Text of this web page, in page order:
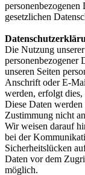
gesetzlichen
Die Nutzung
personenbezogener
unseren Seiten
Anschrift oder E-
werden, erfolgt
Diese Daten
Zustimmung nicht
Wir weisen darauf
bei der
Sicherheitslücken
Daten vor dem
möglich.